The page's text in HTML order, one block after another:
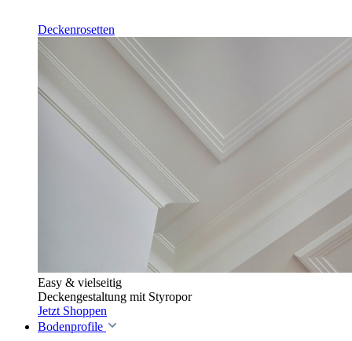
Deckenrosetten
Easy & vielseitig
Deckengestaltung mit Styropor
Jetzt Shoppen
Bodenprofile